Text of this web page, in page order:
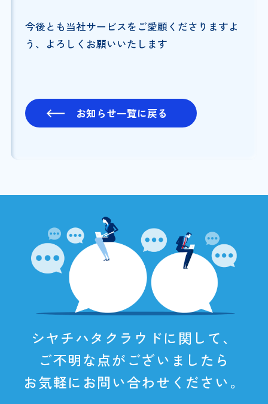
今後とも当社サービスをご愛顧くださりますよ
う、よろしくお願いいたします
お知らせ一覧に戻る
シヤチハタクラウドに関して、
ご不明な点がございましたら
お気軽にお問い合わせください。